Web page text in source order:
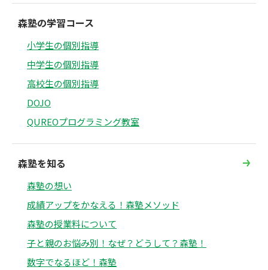
森塾の学習コース
小学生の個別指導
中学生の個別指導
高校生の個別指導
DOJO
QUREOプログラミング教室
森塾を知る
森塾の想い
成績アップをかなえる！森塾メソッド
森塾の授業料について
子と親のお悩み別！なぜ？どうして？森塾！
数字でなるほど！森塾